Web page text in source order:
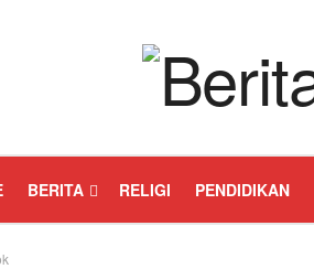
BERITA RELIGI PENDIDIKAN